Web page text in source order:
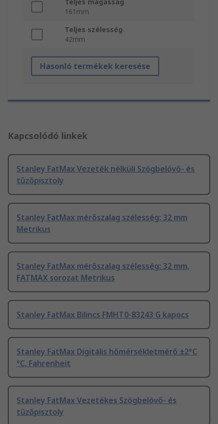
Teljes magasság
161mm
Teljes szélesség
42mm
Hasonló termékek keresése
Kapcsolódó linkek
Stanley FatMax Vezeték nélküli Szögbelövő- és
tűzőpisztoly
Stanley FatMax mérőszalag szélesség: 32 mm
Metrikus
Stanley FatMax mérőszalag szélesség: 32 mm,
FATMAX sorozat Metrikus
Stanley FatMax Bilincs FMHT0-83243 G kapocs
Stanley FatMax Digitális hőmérsékletmérő ±2°C
°C, Fahrenheit
Stanley FatMax Vezetékes Szögbelövő- és
tűzőpisztoly